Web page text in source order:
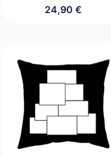
24,90€